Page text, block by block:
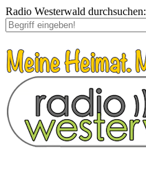
Radio Westerwald durchsuchen: